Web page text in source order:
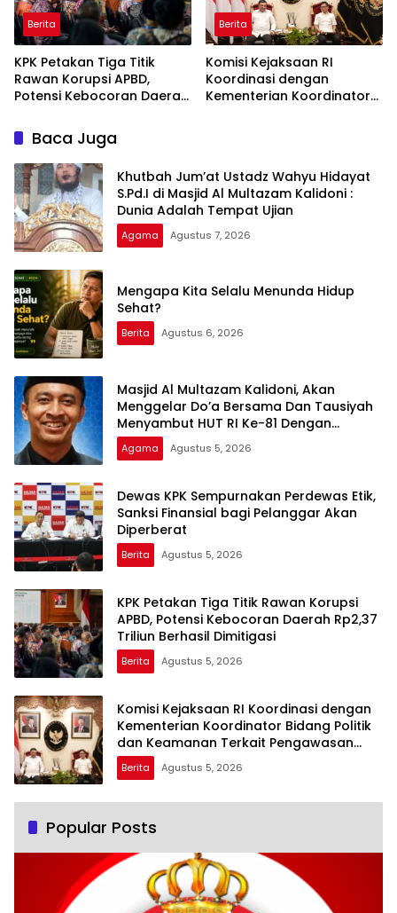
Berita
KPK Petakan Tiga Titik
Rawan Korupsi APBD,
Potensi Kebocoran Daerah
Dimitigasi
Berita
Komisi Kejaksaan RI
Koordinasi dengan
Kementerian Koordinator
dan TPPU Mantan
Jampidsus, FA
Baca Juga
Khutbah Jum’at Ustadz Wahyu Hidayat
S.Pd.I di Masjid Al Multazam Kalidoni :
Dunia Adalah Tempat Ujian
Agama Agustus 7, 2026
Mengapa Kita Selalu Menunda Hidup
Sehat?
Berita Agustus 6, 2026
Masjid Al Multazam Kalidoni, Akan
Menggelar Do’a Bersama Dan Tausiyah
Menyambut HUT RI Ke-81 Dengan
Pembicara Ustadz Qoim Nur’aini M.Pd
Agama Agustus 5, 2026
Dewas KPK Sempurnakan Perdewas Etik,
Sanksi Finansial bagi Pelanggar Akan
Diperberat
Berita Agustus 5, 2026
KPK Petakan Tiga Titik Rawan Korupsi
APBD, Potensi Kebocoran Daerah Rp2,37
Triliun Berhasil Dimitigasi
Berita Agustus 5, 2026
Komisi Kejaksaan RI Koordinasi dengan
Kementerian Koordinator Bidang Politik
dan Keamanan Terkait Pengawasan
Penanganan Perkara Dugaan Korupsi
dan TPPU Mantan Jampidsus, FA
Berita Agustus 5, 2026
Popular Posts